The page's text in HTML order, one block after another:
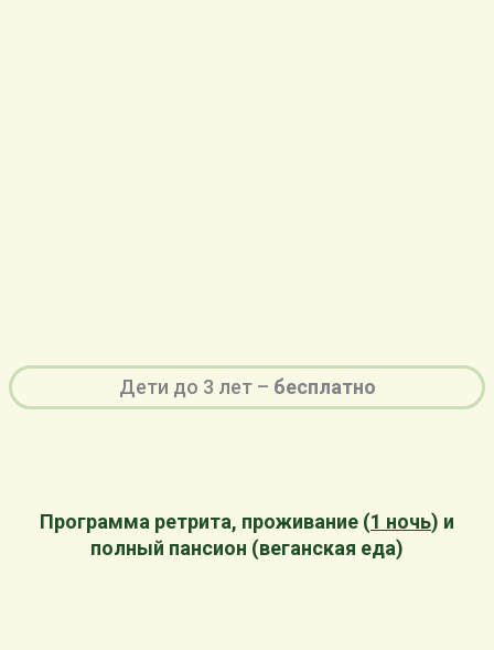
Дети до 3 лет – бесплатно
Программа ретрита, проживание (1 ночь) и
полный пансион (веганская еда)